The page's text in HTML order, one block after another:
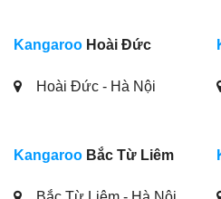
Kangaroo Hoài Đức
Hoài Đức - Hà Nội
Kangaroo Bắc Từ Liêm